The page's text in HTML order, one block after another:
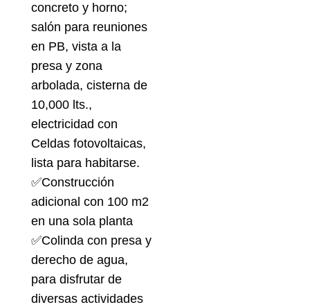
concreto y horno;
salón para reuniones
en PB, vista a la
presa y zona
arbolada, cisterna de
10,000 lts.,
electricidad con
Celdas fotovoltaicas,
lista para habitarse.
✅Construcción
adicional con 100 m2
en una sola planta
✅Colinda con presa y
derecho de agua,
para disfrutar de
diversas actividades